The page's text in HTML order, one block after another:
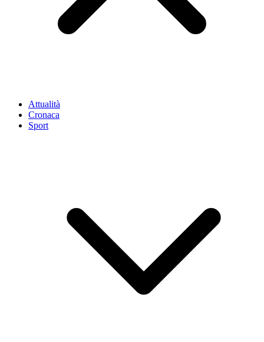
Attualità
Cronaca
Sport